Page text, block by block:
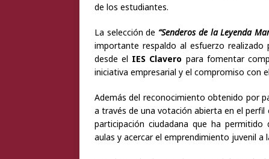
de los estudiantes.
La selección de “Senderos de la Leyenda
importante respaldo al esfuerzo
desde el IES Clavero para fomentar
iniciativa empresarial y el compromiso con
Además del reconocimiento obtenido por
a través de una votación abierta en el
participación ciudadana que ha permitido
aulas y acercar el emprendimiento juvenil a